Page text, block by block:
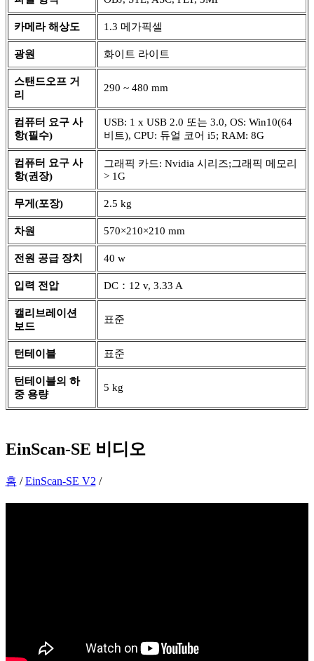
카메라 해상도 1.3 메가픽셀
광원 화이트 라이트
스탠드오프 거
리
290 ~ 480 mm
컴퓨터 요구 사
항(필수)
USB: 1 x USB 2.0 또는 3.0, OS: Win10(64
비트), CPU: 듀얼 코어 i5; RAM: 8G
컴퓨터 요구 사
항(권장)
그래픽 카드: Nvidia 시리즈;그래픽 메모리
> 1G
무게(포장) 2.5 kg
차원 570×210×210 mm
전원 공급 장치 40 w
입력 전압 DC：12 v, 3.33 A
캘리브레이션
보드
표준
턴테이블 표준
턴테이블의 하
중 용량
5 kg
EinScan-SE 비디오
홈 /EinScan-SE V2 /